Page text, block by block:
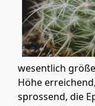
wesentlich
Höhe
sprossend, die